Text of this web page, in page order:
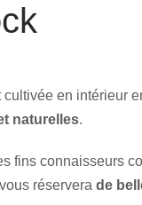
cultivée en intérieur
naturelles.
fins connaisseurs
réservera de